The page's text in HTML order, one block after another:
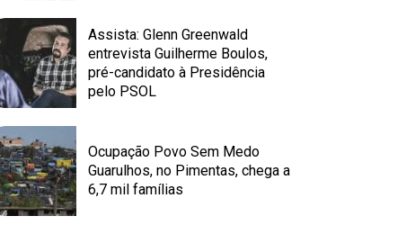
Assista: Glenn Greenwald
entrevista Guilherme Boulos,
pré-candidato à Presidência
pelo PSOL
Ocupação Povo Sem Medo
Guarulhos, no Pimentas, chega a
6,7 mil famílias